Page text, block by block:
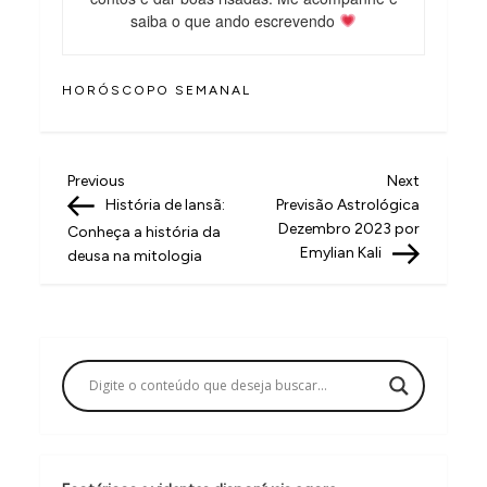
saiba o que ando escrevendo
HORÓSCOPO SEMANAL
N
a
v
a
ç
o
Previous
Post
Previous
História de Iansã:
Conheça a história da
deusa na mitologia
Next
Post
Next
Previsão Astrológica
Dezembro 2023 por
Emylian Kali